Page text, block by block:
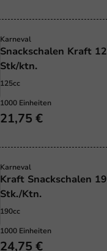
Karneval
Snackschalen Kraft
Stk/ktn.
125cc
1000 Einheiten
21,75 €
Karneval
Kraft Snackschalen
Stk./Ktn.
190cc
1000 Einheiten
24,75 €